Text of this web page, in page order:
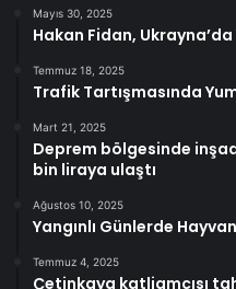
Mayıs 30, 2025
Hakan Fidan,
Temmuz 18, 2025
Trafik Tartışmasında
Mart 21, 2025
Deprem bölgesinde
bin liraya ulaştı
Ağustos 10, 2025
Yangınlı Günlerde
Temmuz 4, 2025
Çetinkaya katliamcısı